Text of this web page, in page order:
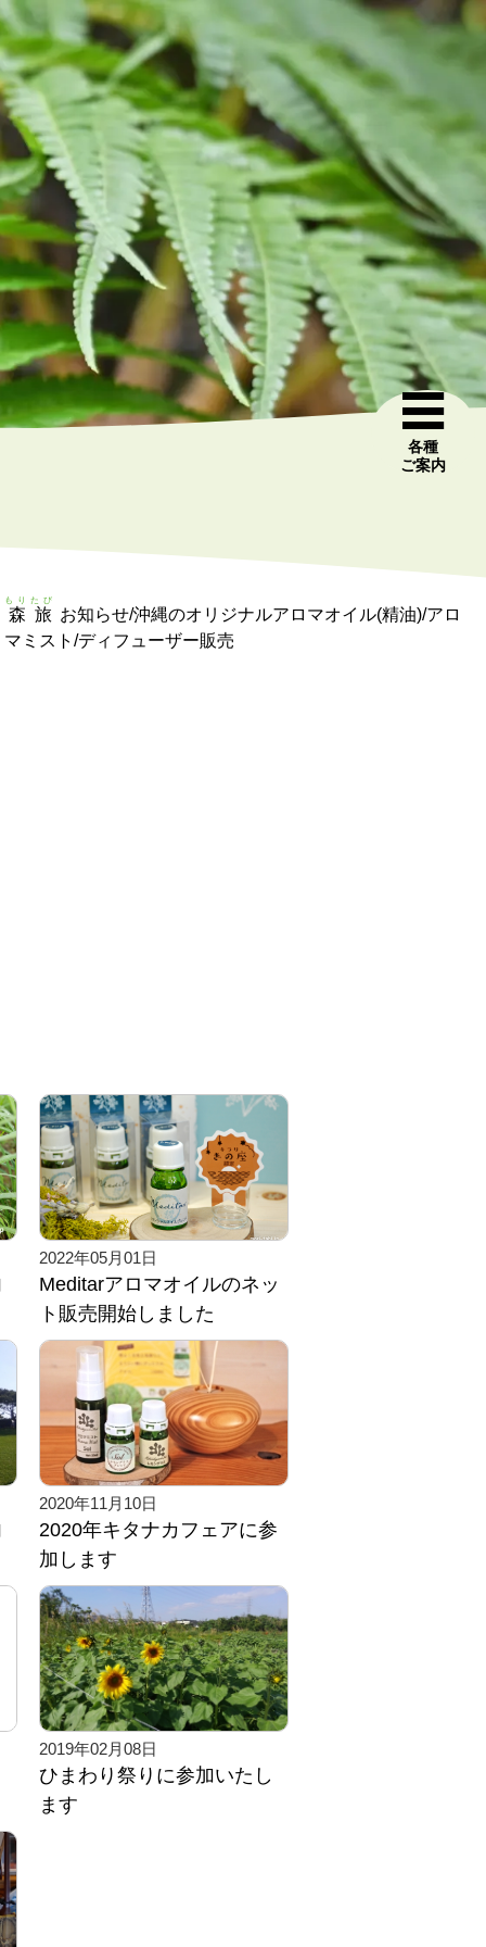
各種
ご案内
森旅
もりたび
お知らせ/沖縄のオリジナルアロマオイル(精油)/アロ
マミスト/ディフューザー販売
2022年05月01日
Meditarアロマオイルのネッ
ト販売開始しました
2020年11月10日
2020年キタナカフェアに参
加します
2019年02月08日
ひまわり祭りに参加いたし
ます